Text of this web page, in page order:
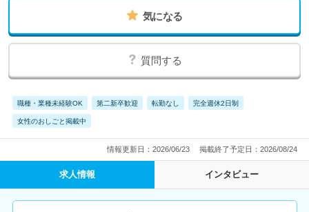
気になる
質問する
職種・業種未経験OK 第二新卒歓迎 転勤なし 完全週休2日制
女性のおしごと掲載中
情報更新日：2026/06/23 掲載終了予定日：2026/08/24
求人情報 インタビュー